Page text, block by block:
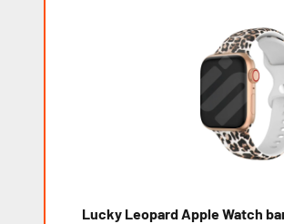
Lucky Leopard Apple Watch